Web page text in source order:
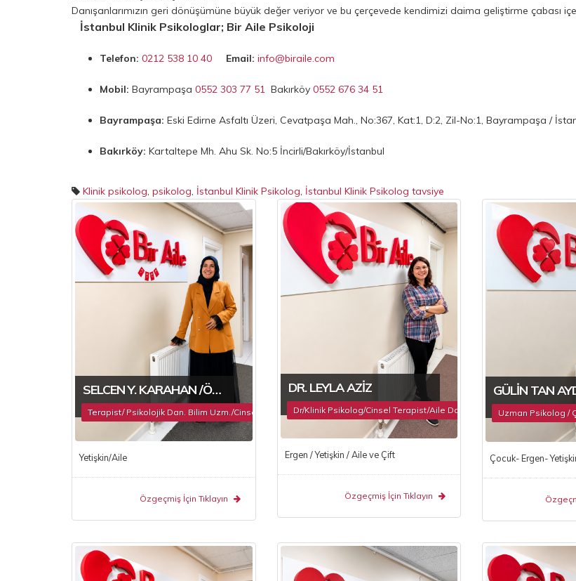
Danışanlarımızın geri dönüşümüne büyük değer veriyor ve bu çerçevede kendimizi daima geliştirme çabası
İstanbul Klinik Psikologlar; Bir Aile Psikoloji
Telefon: 0212 538 10 40 Email: info@biraile.com
Mobil: Bayrampaşa 0552 303 77 51 Bakırköy 0552 676 34 51
Bayrampaşa: Eski Edirne Asfaltı Üzeri, Cevatpaşa Mah., No:367, Kat:1, D:2, Zil-No:1, Bayrampaşa /
Bakırköy: Kartaltepe Mh. Ahu Sk. No:5 İncirli/Bakırköy/İstanbul
Klinik psikolog, psikolog, İstanbul Klinik Psikolog, İstanbul Klinik Psikolog tavsiye
SELCEN Y. KARAHAN /ÖĞRETIM GÖREVLISI
Terapist/ Psikolojik Dan. Bilim Uzm./Cinsel Terapist
Yetişkin/Aile
Özgeçmiş İçin Tıklayın
DR. LEYLA AZIZ
Dr/Klinik Psikolog/Cinsel Terapist/Aile Danışmanı
Ergen / Yetişkin / Aile ve Çift
Özgeçmiş İçin Tıklayın
GÜLIN TAN
Uzman Psikolog /
Çocuk- Ergen-